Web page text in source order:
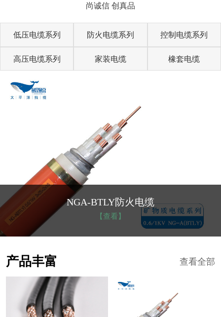
尚诚信 创真品
低压电缆系列 防火电缆系列 控制电缆系列
高压电缆系列 家装电缆 橡套电缆
NGA-BTLY防火电缆
【查看】
查看全部
产品丰富